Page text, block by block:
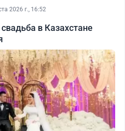
2026 г., 16:52
в Казахстане